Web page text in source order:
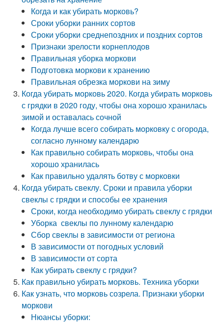
Когда и как убирать морковь?
Сроки уборки ранних сортов
Сроки уборки среднепоздних и поздних сортов
Признаки зрелости корнеплодов
Правильная уборка моркови
Подготовка моркови к хранению
Правильная обрезка моркови на зиму
Когда убирать морковь 2020. Когда убирать морковь
с грядки в 2020 году, чтобы она хорошо хранилась
зимой и оставалась сочной
Когда лучше всего собирать морковку с огорода,
согласно лунному календарю
Как правильно собирать морковь, чтобы она
хорошо хранилась
Как правильно удалять ботву с морковки
Когда убирать свеклу. Сроки и правила уборки
свеклы с грядки и способы ее хранения
Сроки, когда необходимо убирать свеклу с грядки
Уборка свеклы по лунному календарю
Сбор свеклы в зависимости от региона
В зависимости от погодных условий
В зависимости от сорта
Как убирать свеклу с грядки?
Как правильно убирать морковь. Техника уборки
Как узнать, что морковь созрела. Признаки уборки
моркови
Нюансы уборки: